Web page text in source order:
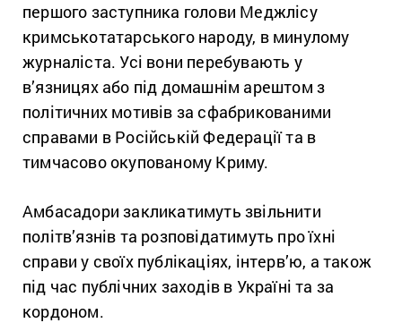
першого заступника голови Меджлісу
кримськотатарського народу, в минулому
журналіста. Усі вони перебувають у
в’язницях або під домашнім арештом з
політичних мотивів за сфабрикованими
справами в Російській Федерації та в
тимчасово окупованому Криму.
Амбасадори закликатимуть звільнити
політв’язнів та розповідатимуть про їхні
справи у своїх публікаціях, інтерв’ю, а також
під час публічних заходів в Україні та за
кордоном.